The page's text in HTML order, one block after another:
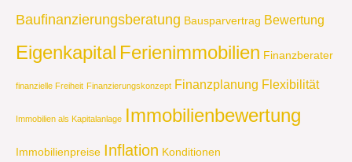
Baufinanzierungsberatung Bausparvertrag Bewertung
Eigenkapital Ferienimmobilien Finanzberater
finanzielle Freiheit Finanzierungskonzept Finanzplanung Flexibilität
Immobilien als Kapitalanlage Immobilienbewertung
Immobilienpreise Inflation Konditionen